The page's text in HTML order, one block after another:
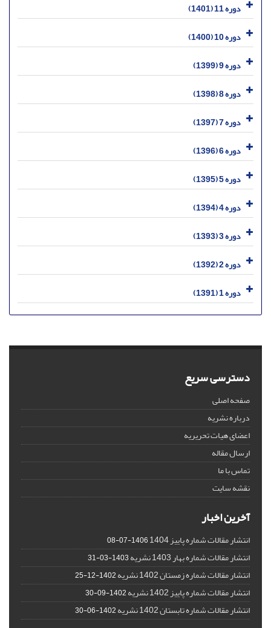
دوره 11 (1401)
دوره 10 (1400)
دوره 9 (1399)
دوره 8 (1398)
دوره 7 (1397)
دوره 6 (1396)
دوره 5 (1395)
دوره 4 (1394)
دوره 3 (1393)
دوره 2 (1392)
دوره 1 (1391)
دسترسی سریع
صفحه اصلی
درباره نشریه
اعضای هیات تحریریه
ارسال مقاله
تماس با ما
نقشه سایت
آخرین اخبار
انتشار مقالات شماره پاییز 1404 1406-07-08
انتشار مقالات شماره بهار 1403 نشریه 1403-03-31
انتشار مقالات شماره زمستان 1402 نشریه 1402-12-25
انتشار مقالات شماره پاییز 1402 نشریه 1402-09-30
انتشار مقالات شماره تابستان 1402 نشریه 1402-06-30